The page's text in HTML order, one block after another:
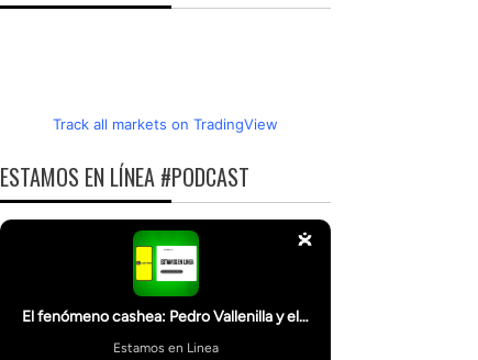
Track all markets on TradingView
ESTAMOS EN LÍNEA #PODCAST